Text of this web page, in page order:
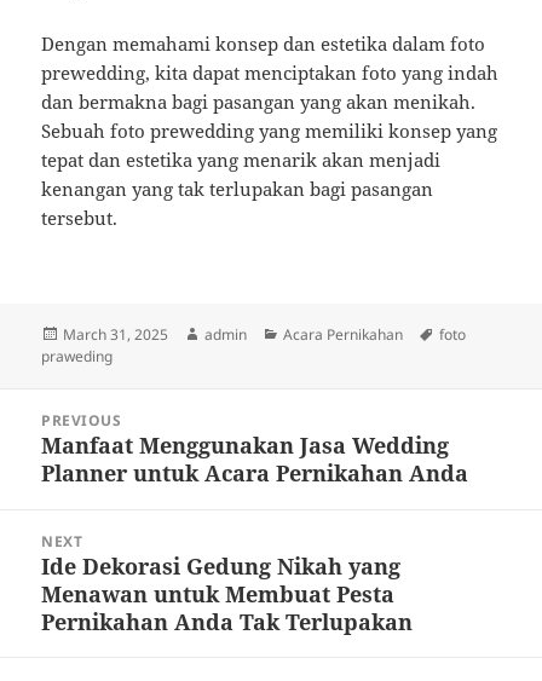
Dengan memahami konsep dan estetika dalam foto
prewedding, kita dapat menciptakan foto yang indah
dan bermakna bagi pasangan yang akan menikah.
Sebuah foto prewedding yang memiliki konsep yang
tepat dan estetika yang menarik akan menjadi
kenangan yang tak terlupakan bagi pasangan
tersebut.
Posted
on
March 31, 2025 Author
admin Categories
Acara Pernikahan Tags
foto
praweding
navigation
PREVIOUS
Previous
post:
Manfaat Menggunakan Jasa Wedding
Planner untuk Acara Pernikahan Anda
NEXT
Next
post:
Ide Dekorasi Gedung Nikah yang
Menawan untuk Membuat Pesta
Pernikahan Anda Tak Terlupakan